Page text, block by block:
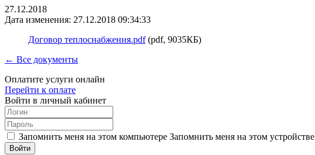
27.12.2018
Дата изменения: 27.12.2018 09:34:33
Договор теплоснабжения.pdf(pdf, 9035КБ)
← Все документы
Оплатите услуги онлайн
Перейти к оплате
Войти в личный кабинет
Запомнить меня на этом компьютере Запомнить меня на этом устройстве